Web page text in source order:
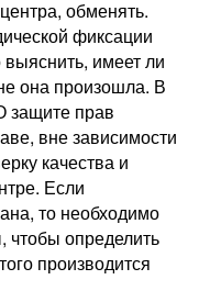
обменять.
фиксации
имеет ли
она произошла. В
защите прав
вне зависимости
качества и
Если
то необходимо
чтобы определить
производится